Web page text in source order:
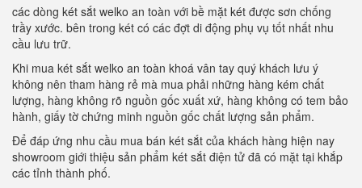
các dòng két sắt welko an toàn với bề mặt két được sơn chống
trầy xước. bên trong két có các đợt di động phụ vụ tốt nhất nhu
cầu lưu trữ.
Khi mua két sắt welko an toàn khoá vân tay quý khách lưu ý
không nên tham hàng rẻ mà mua phải những hàng kém chất
lượng, hàng không rõ nguồn gốc xuất xứ, hàng không có tem bảo
hành, giấy tờ chứng minh nguồn gốc chất lượng sản phẩm.
Để đáp ứng nhu cầu mua bán két sắt của khách hàng hiện nay
showroom giới thiệu sản phẩm két sắt điện tử đã có mặt tại khắp
các tỉnh thành phố.